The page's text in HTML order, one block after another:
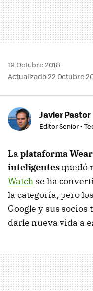
19 Octubre 2018
Actualizado 22 Octubre
Javier Pastor
Editor Senior -
La plataforma
inteligentes quedó
Watch se ha
la categoría, pero
Google y sus
darle nueva vida a